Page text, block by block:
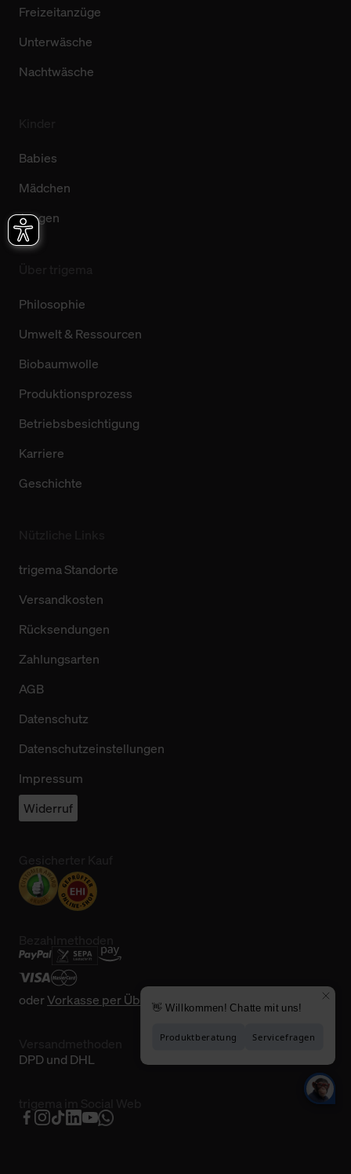
Freizeitanzüge
Unterwäsche
Nachtwäsche
Babies
Mädchen
Jungen
Philosophie
Umwelt & Ressourcen
Biobaumwolle
Produktionsprozess
Betriebsbesichtigung
Karriere
Geschichte
trigema Standorte
Versandkosten
Rücksendungen
Zahlungsarten
AGB
Datenschutz
Datenschutzeinstellungen
Impressum
Widerruf
oderVorkasse per Überweisung
DPD und DHL